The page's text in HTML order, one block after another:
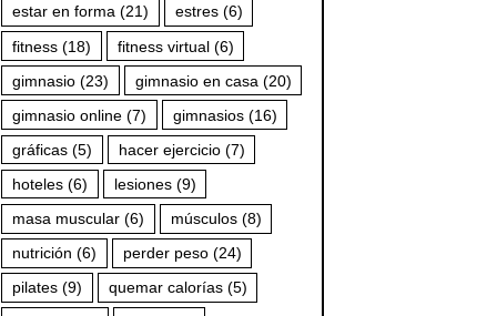
estar en forma(21) estres(6)
fitness(18) fitness virtual(6)
gimnasio(23) gimnasio en casa (20)
gimnasio online(7) gimnasios(16)
gráficas(5) hacer ejercicio(7)
hoteles(6) lesiones(9)
masa muscular(6) músculos(8)
nutrición (6) perder peso(24)
pilates(9) quemar calorías(5)